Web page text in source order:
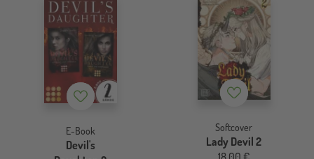
Merkzettel
E-Book
Devil's
Merkzettel
Softcover
Lady Devil 2